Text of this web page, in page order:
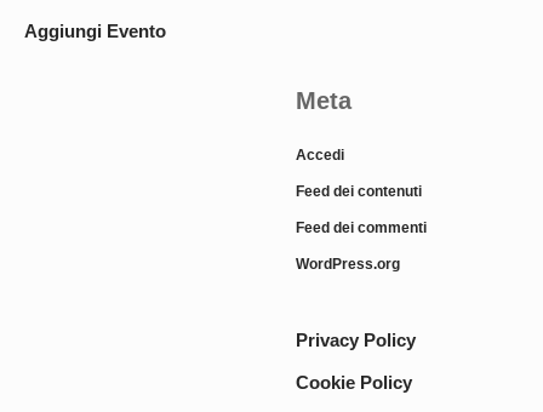
Aggiungi Evento
Meta
Accedi
Feed dei contenuti
Feed dei commenti
WordPress.org
Privacy Policy
Cookie Policy